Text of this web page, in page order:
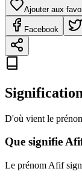
Ajouter aux
Facebook
D'où vient le
Que signifie
Le prénom Afif